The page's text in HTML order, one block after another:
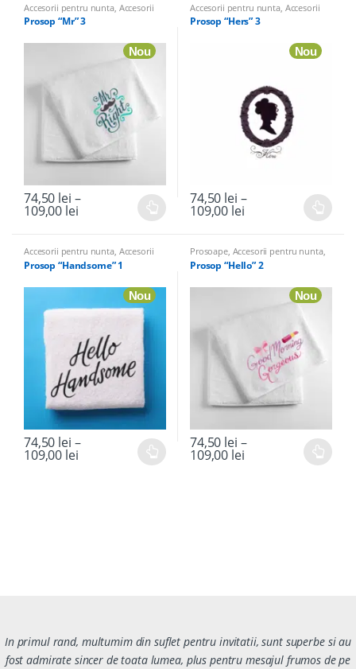
Accesorii pentru nunta, Accesorii
Petrecerea Burlacitelor ,
Prosop “Mr” 3
Nou
74,50 lei –
109,00 lei
Accesorii pentru nunta, Accesorii
Petrecerea Burlacitelor ,
Prosop “Hers” 3
Nou
74,50 lei –
109,00 lei
Accesorii pentru nunta, Accesorii
Petrecerea Burlacitelor, Prosoape
Prosop “Handsome” 1
Nou
74,50 lei –
109,00 lei
Prosoape, Accesorii pentru nunta,
Accesorii Petrecerea Burlacitelor
Prosop “Hello” 2
Nou
74,50 lei –
109,00 lei
In primul rand, multumim din suflet pentru invitatii, sunt superbe si au
fost admirate sincer de toata lumea, plus pentru mesajul frumos de pe